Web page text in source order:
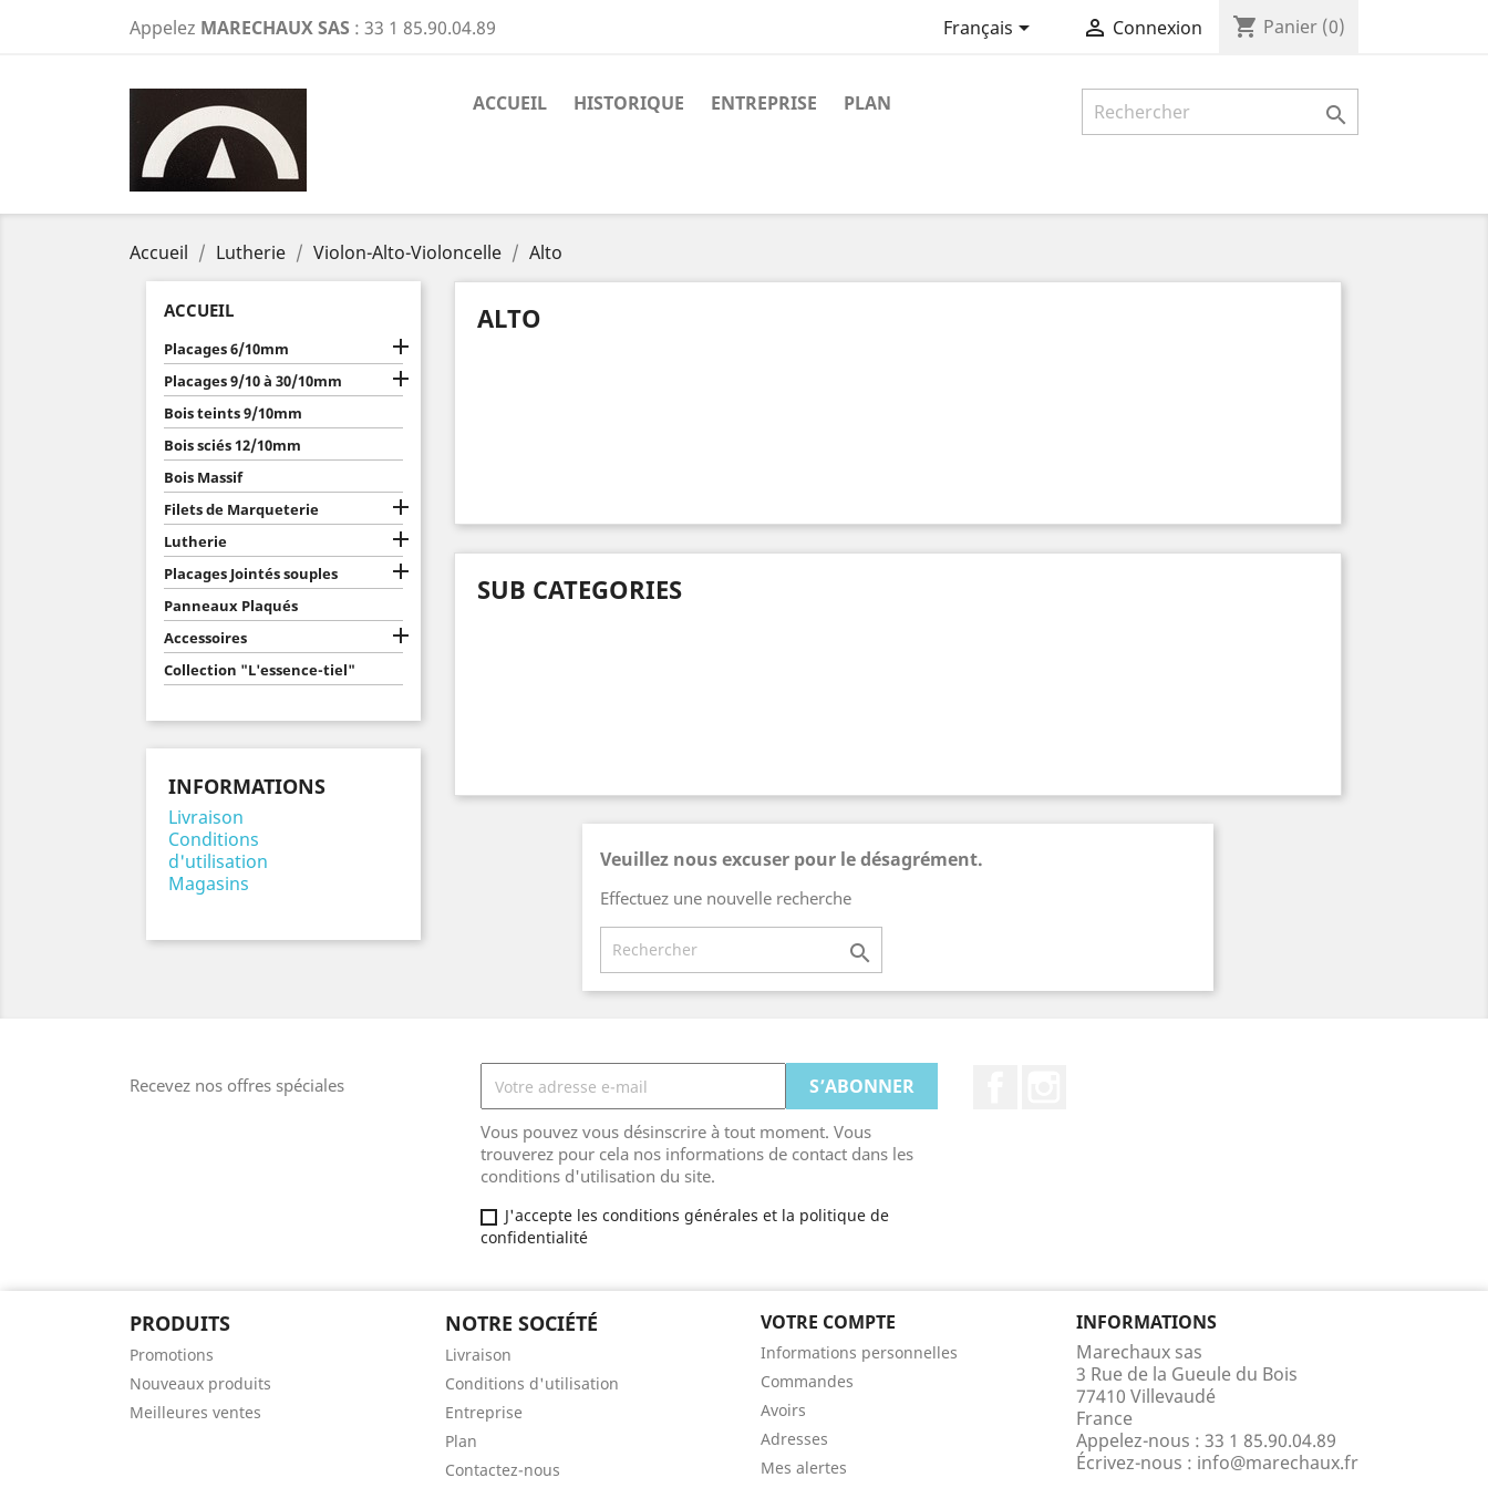
Appelez MARECHAUX SAS : 33 1 85.90.04.89 Français  Connexion shopping_cart Panier (0)
ACCUEIL HISTORIQUE ENTREPRISE PLAN 
Accueil Lutherie Violon-Alto-Violoncelle Alto
ACCUEIL
Placages 6/10mm 
Placages 9/10 à 30/10mm 
Bois teints 9/10mm
Bois sciés 12/10mm
Bois Massif
Filets de Marqueterie

Lutherie 
Placages Jointés souples 
Panneaux Plaqués
Accessoires

Collection "L'essence-tiel"
INFORMATIONS
Livraison
Conditions
d'utilisation
Magasins
ALTO
SUB CATEGORIES
Veuillez nous excuser pour le désagrément.
Effectuez une nouvelle recherche

Recevez nos offres spéciales
Vous pouvez vous désinscrire à tout moment. Vous
trouverez pour cela nos informations de contact dans les
conditions d'utilisation du site.
J'accepte les conditions générales et la politique de
confidentialité
PRODUITS
Promotions
Nouveaux produits
Meilleures ventes
NOTRE SOCIÉTÉ
Livraison
Conditions d'utilisation
Entreprise
Plan
Contactez-nous
VOTRE COMPTE
Informations personnelles
Commandes
Avoirs
Adresses
Mes alertes
INFORMATIONS
Marechaux sas
3 Rue de la Gueule du Bois
77410 Villevaudé
France
Appelez-nous : 33 1 85.90.04.89
Écrivez-nous : info@marechaux.fr